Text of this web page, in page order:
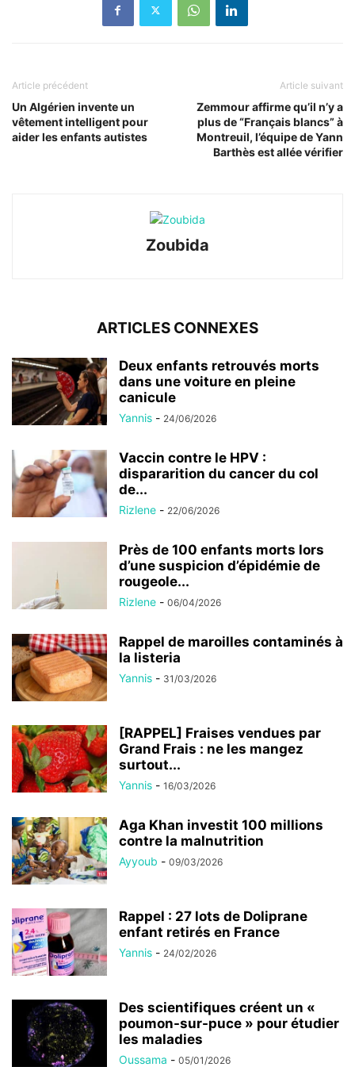
Article précédent
Un Algérien invente un
vêtement intelligent pour
aider les enfants autistes
Article suivant
Zemmour affirme qu’il n’y a
plus de “Français blancs” à
Montreuil, l’équipe de Yann
Barthès est allée vérifier
Zoubida
ARTICLES CONNEXES
Deux enfants retrouvés morts
dans une voiture en pleine
canicule
Yannis - 24/06/2026
Vaccin contre le HPV :
dispararition du cancer du col
de...
Rizlene - 22/06/2026
Près de 100 enfants morts lors
d’une suspicion d’épidémie de
rougeole...
Rizlene - 06/04/2026
Rappel de maroilles contaminés à
la listeria
Yannis - 31/03/2026
[RAPPEL] Fraises vendues par
Grand Frais : ne les mangez
surtout...
Yannis - 16/03/2026
Aga Khan investit 100 millions
contre la malnutrition
Ayyoub - 09/03/2026
Rappel : 27 lots de Doliprane
enfant retirés en France
Yannis - 24/02/2026
Des scientifiques créent un «
poumon-sur-puce » pour étudier
les maladies
Oussama - 05/01/2026